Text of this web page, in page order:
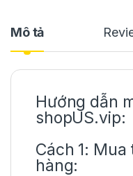
Mô tả
Hướng dẫn
shopUS.vip:
Cách 1:
hàng: